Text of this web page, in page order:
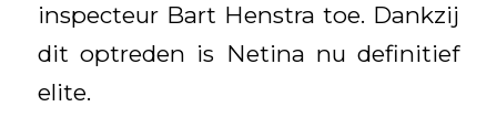
inspecteur Bart Henstra toe. Dankzij
dit optreden is Netina nu definitief
elite.